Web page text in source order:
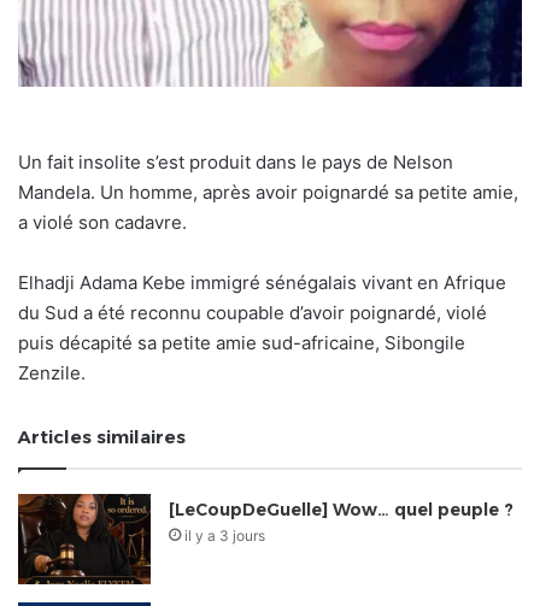
Un fait insolite s’est produit dans le pays de Nelson
Mandela. Un homme, après avoir poignardé sa petite amie,
a violé son cadavre.
Elhadji Adama Kebe immigré sénégalais vivant en Afrique
du Sud a été reconnu coupable d’avoir poignardé, violé
puis décapité sa petite amie sud-africaine, Sibongile
Zenzile.
Articles similaires
[LeCoupDeGuelle] Wow… quel peuple ?
il y a 3 jours